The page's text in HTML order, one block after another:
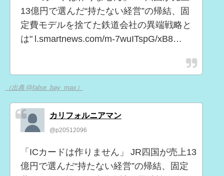
13億円で選んだ“持たない経営”の帰結、固
定費モデルを捨てた鉄道会社の異端戦略と
は" l.smartnews.com/m-7wuITspG/xB8…
（出典 @false_bay_max）
カリフォルニアマン
@p20512096
「ICカードは作りません」 JR四国が売上13
億円で選んだ“持たない経営”の帰結、固定